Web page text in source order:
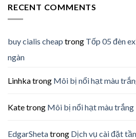
RECENT COMMENTS
buy cialis cheap trong Tốp 05 đèn
ngàn
Linhkatrong Môi bị nổi hạt màu
Katetrong Môi bị nổi hạt màu trắng
EdgarShetatrong Dịch vụ cài đặt